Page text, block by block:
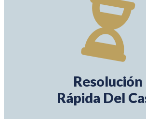
Resolución
Rápida Del